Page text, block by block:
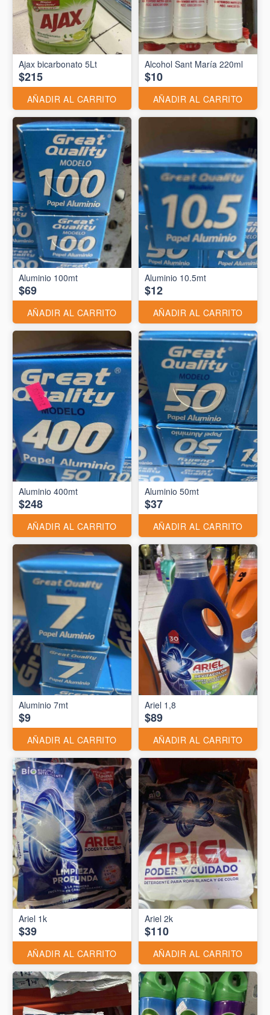
Ajax bicarbonato 5Lt
$215
AÑADIR AL CARRITO
Alcohol Sant María 220ml
$10
AÑADIR AL CARRITO
$69
AÑADIR AL CARRITO
Aluminio 10.5mt
$12
AÑADIR AL CARRITO
Aluminio 400mt
$248
AÑADIR AL CARRITO
Aluminio 50mt
$37
AÑADIR AL CARRITO
Aluminio 7mt
$9
AÑADIR AL CARRITO
Ariel 1,8
$89
AÑADIR AL CARRITO
Ariel 1k
$39
AÑADIR AL CARRITO
Ariel 2k
$110
AÑADIR AL CARRITO